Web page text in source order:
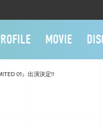
MOVIE
01』出演決定!!